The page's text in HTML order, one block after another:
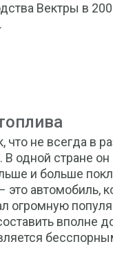
Вектры в
не всегда в
В одной стране
и больше
автомобиль,
огромную
вполне